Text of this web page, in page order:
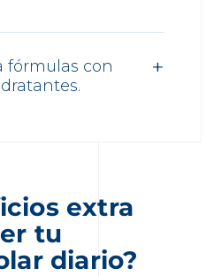
fórmulas con
extra
tu
diario?